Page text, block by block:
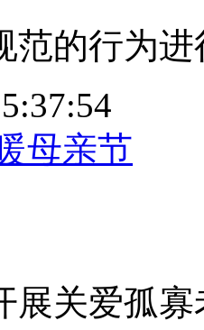
范的行为
母亲节
展关爱孤